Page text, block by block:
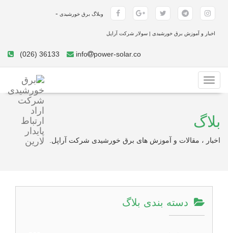
وبلاگ برق خورشیدی -
اخبار و آموزش برق خورشیدی | سولار شرکت آراپل
info power-solar.co
(026) 36133
Toggle
navigation
بلاگ
اخبار ، مقالات و آموزش های برق خورشیدی شرکت آراپل.
دسته بندی بلاگ